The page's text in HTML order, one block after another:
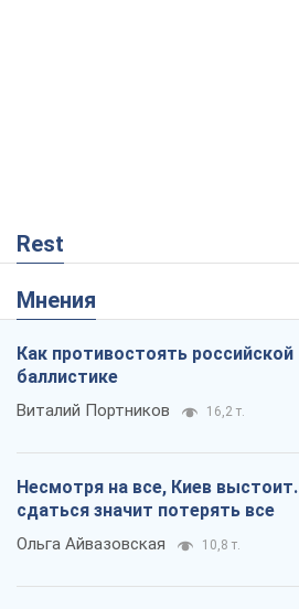
Rest
Мнения
Как противостоять российской
баллистике
Виталий Портников 16,2 т.
Несмотря на все, Киев
сдаться значит потерять все
Ольга Айвазовская 10,8 т.